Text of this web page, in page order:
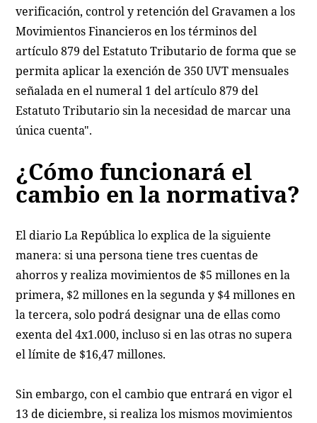
verificación, control y retención del Gravamen a los
Movimientos Financieros en los términos del
artículo 879 del Estatuto Tributario de forma que se
permita aplicar la exención de 350 UVT mensuales
señalada en el numeral 1 del artículo 879 del
Estatuto Tributario sin la necesidad de marcar una
única cuenta".
¿Cómo funcionará el
cambio en la normativa?
El diario La República lo explica de la siguiente
manera: si una persona tiene tres cuentas de
ahorros y realiza movimientos de $5 millones en la
primera, $2 millones en la segunda y $4 millones en
la tercera, solo podrá designar una de ellas como
exenta del 4x1.000, incluso si en las otras no supera
el límite de $16,47 millones.
Sin embargo, con el cambio que entrará en vigor el
13 de diciembre, si realiza los mismos movimientos